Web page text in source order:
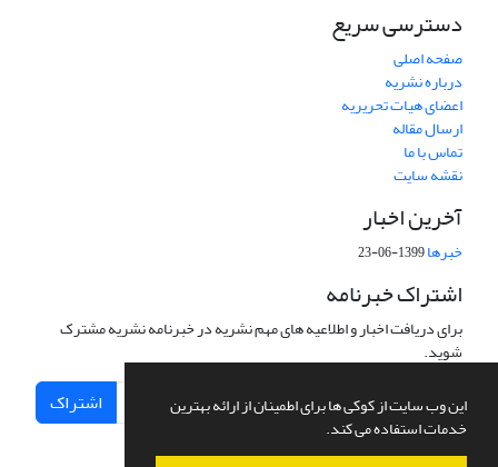
این وب سایت از کوکی ها برای اطمینان از ارائه بهترین
خدمات استفاده می کند.
دسترسی سریع
صفحه اصلی
درباره نشریه
اعضای هیات تحریریه
ارسال مقاله
تماس با ما
نقشه سایت
آخرین اخبار
خبرها1399-06-23
اشتراک خبرنامه
برای دریافت اخبار و اطلاعیه های مهم نشریه در خبرنامه نشریه مشترک
شوید.
اشتراک